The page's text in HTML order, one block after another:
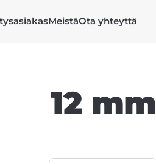
MeistäOta yhteyttä
12 mm